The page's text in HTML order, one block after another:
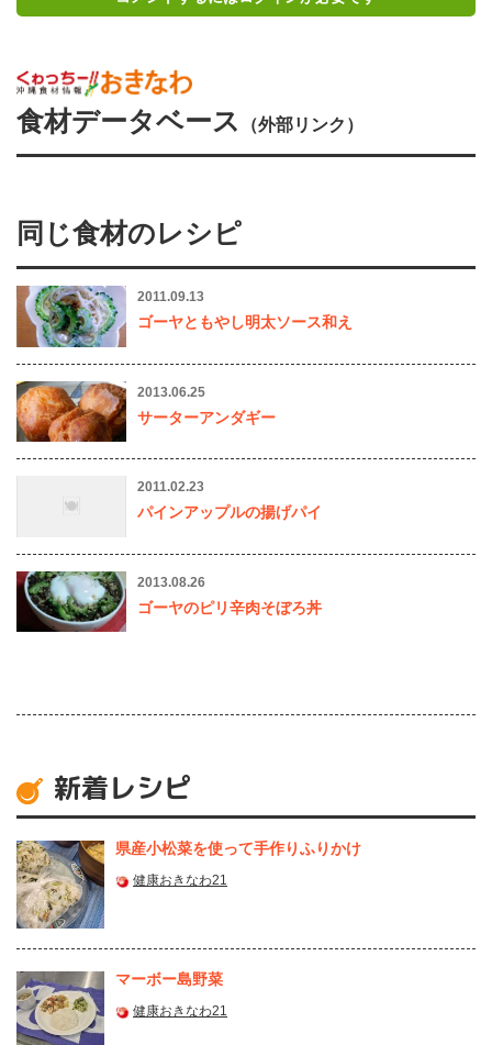
食材データベース （外部リンク）
同じ食材のレシピ
2011.09.13
ゴーヤともやし明太ソース和え
2013.06.25
サーターアンダギー
2011.02.23
パインアップルの揚げパイ
2013.08.26
ゴーヤのピリ辛肉そぼろ丼
新着レシピ
県産⼩松菜を使って⼿作りふりかけ
健康おきなわ21
マーボー島野菜
健康おきなわ21